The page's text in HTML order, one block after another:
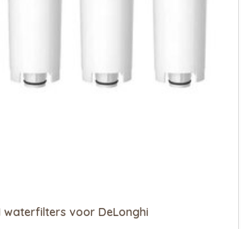
waterfilters voor DeLonghi